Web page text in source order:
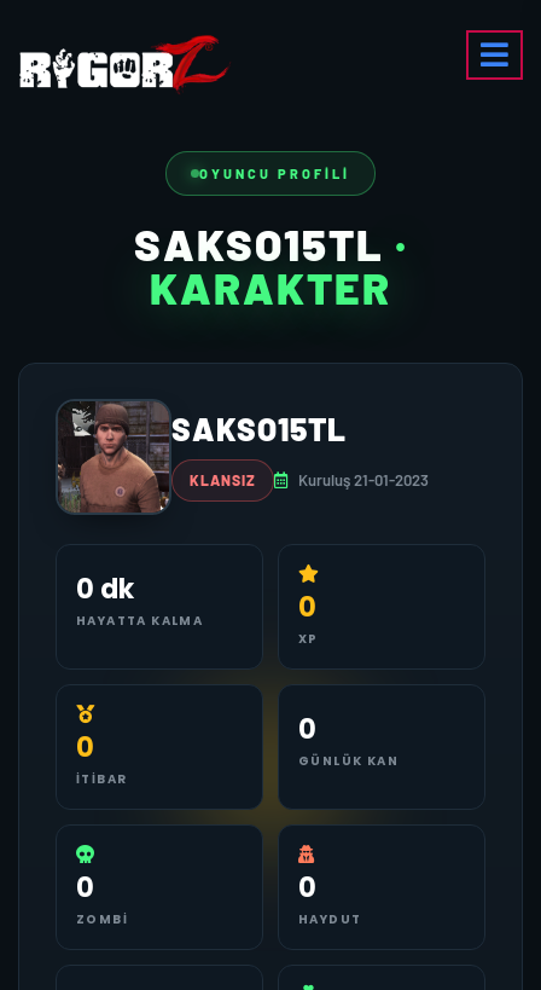
OYUNCU PROFILI
SAKSO15TL ·
KARAKTER
SAKSO15TL
KLANSIZ Kuruluş 21-01-2023
0 dk
HAYATTA KALMA 0
XP
0
İTIBAR
0
GÜNLÜK KAN
0
ZOMBI
0
HAYDUT